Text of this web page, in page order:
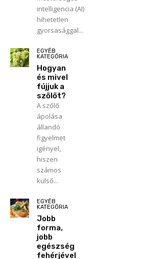
intelligencia (AI)
hihetetlen
gyorsasággal...
EGYÉB
KATEGÓRIA
Hogyan
és mivel
fújjuk a
szőlőt?
A szőlő
ápolása
állandó
figyelmet
igényel,
hiszen
számos
külső...
EGYÉB
KATEGÓRIA
Jobb
forma,
jobb
egészség
fehérjével